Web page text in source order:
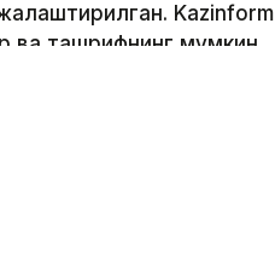
Kazinform
ва ташрифнинг мумкин